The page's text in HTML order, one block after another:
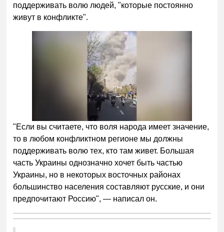
поддерживать волю людей, "которые постоянно
живут в конфликте".
"Если вы считаете, что воля народа имеет значение,
то в любом конфликтном регионе мы должны
поддерживать волю тех, кто там живет. Большая
часть Украины однозначно хочет быть частью
Украины, но в некоторых восточных районах
большинство населения составляют русские, и они
предпочитают Россию", — написал он.